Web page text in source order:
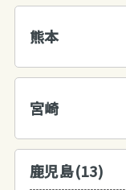
熊本
宮崎
鹿児島(13)